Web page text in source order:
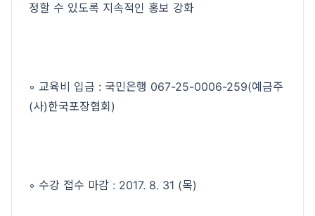
정할 수 있도록 지속적인 홍보 강화
◦ 교육비 입금 : 국민은행 067-25-0006-259(예금주
(사)한국포장협회)
◦ 수강 접수 마감 : 2017. 8. 31 (목)